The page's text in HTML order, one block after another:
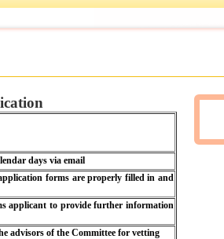
days via email
forms are properly filled in and
applicant to provide further information
advisors of the Committee for vetting